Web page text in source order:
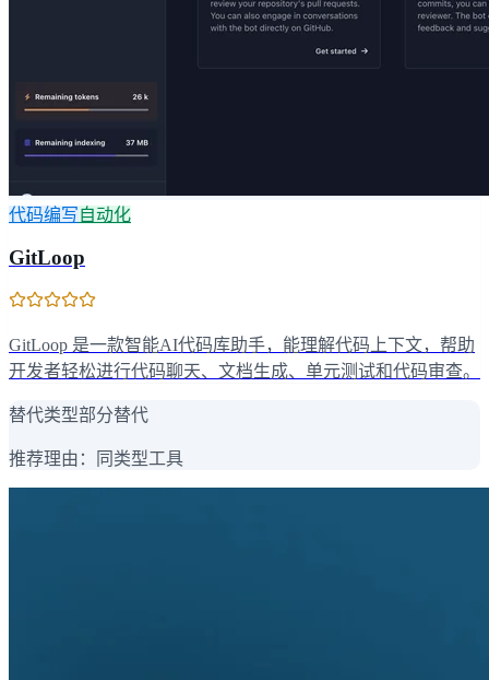
代码编写自动化
GitLoop
GitLoop 是一款智能AI代码库助手，能理解代码上下文，帮助
开发者轻松进行代码聊天、文档生成、单元测试和代码审查。
替代类型部分替代
推荐理由： 同类型工具